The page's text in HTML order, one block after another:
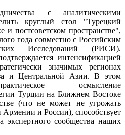
с аналитическими
круглый стол "Турецкий
постсоветском пространстве",
года совместно с Российским
Исследований (РИСИ).
интенсификацией
значимых регионах
и Центральной Азии. В этом
осмысление
Турции на Ближнем Востоке
(что не может не угрожать
Армении и России), способствует
экспертного сообщества наших